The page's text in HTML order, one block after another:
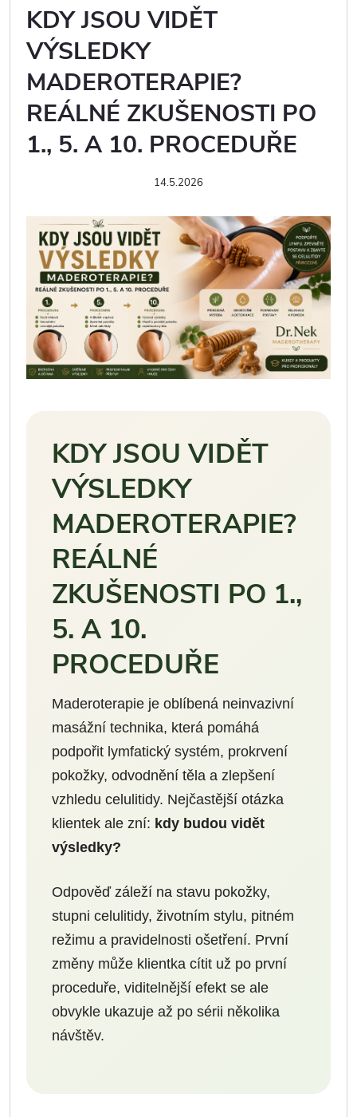
KDY JSOU VIDĚT
VÝSLEDKY
MADEROTERAPIE?
REÁLNÉ ZKUŠENOSTI PO
1., 5. A 10. PROCEDUŘE
14.5.2026
KDY JSOU VIDĚT
VÝSLEDKY
MADEROTERAPIE?
REÁLNÉ
ZKUŠENOSTI PO 1.,
5. A 10.
PROCEDUŘE
Maderoterapie je oblíbená neinvazivní
masážní technika, která pomáhá
podpořit lymfatický systém, prokrvení
pokožky, odvodnění těla a zlepšení
vzhledu celulitidy. Nejčastější otázka
klientek ale zní: kdy budou vidět
výsledky?
Odpověď záleží na stavu pokožky,
stupni celulitidy, životním stylu, pitném
režimu a pravidelnosti ošetření. První
změny může klientka cítit už po první
proceduře, viditelnější efekt se ale
obvykle ukazuje až po sérii několika
návštěv.